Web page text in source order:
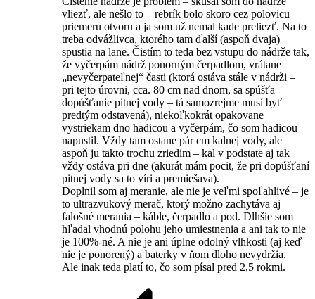
vliezť, ale nešlo to – rebrík bolo skoro cez polovicu
priemeru otvoru a ja som už nemal kade preliezť. Na to
treba odvážlivca, ktorého tam ďalší (aspoň dvaja)
spustia na lane. Čistím to teda bez vstupu do nádrže tak,
že vyčerpám nádrž ponorným čerpadlom, vrátane
„nevyčerpateľnej“ časti (ktorá ostáva stále v nádrži –
pri tejto úrovni, cca. 80 cm nad dnom, sa spúšťa
dopúšťanie pitnej vody – tá samozrejme musí byť
predtým odstavená), niekoľkokrát opakovane
vystriekam dno hadicou a vyčerpám, čo som hadicou
napustil. Vždy tam ostane pár cm kalnej vody, ale
aspoň ju takto trochu zriedim – kal v podstate aj tak
vždy ostáva pri dne (akurát mám pocit, že pri dopúšťaní
pitnej vody sa to víri a premiešava).
Doplnil som aj meranie, ale nie je veľmi spoľahlivé – je
to ultrazvukový merač, ktorý možno zachytáva aj
falošné merania – káble, čerpadlo a pod. Dlhšie som
hľadal vhodnú polohu jeho umiestnenia a ani tak to nie
je 100%-né. A nie je ani úplne odolný vlhkosti (aj keď
nie je ponorený) a baterky v ňom dloho nevydržia.
Ale inak teda platí to, čo som písal pred 2,5 rokmi.